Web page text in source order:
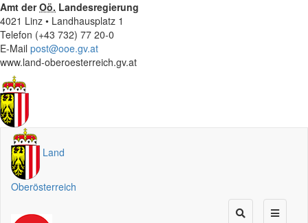
Amt derOö. Landesregierung
4021 Linz • Landhausplatz 1
Telefon (+43 732) 77 20-0
E-Mail post@ooe.gv.at
www.land-oberoesterreich.gv.at
Land
Oberösterreich